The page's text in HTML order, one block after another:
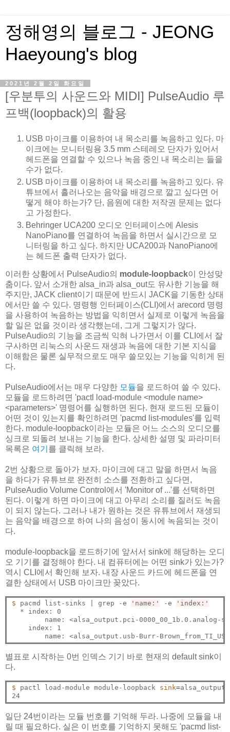
정해영의 블로그 - JEONG
Haeyoung's blog
2021년 2월 2일 화요일
[우분투의 사운드와 MIDI] PulseAudio 루
프백(loopback)의 활용
USB 마이크를 이용하여 내 목소리를 녹음하고 있다. 마
이크에는 모니터링용 3.5 mm 스테레오 단자가 있어서
헤드폰을 연결할 수 있으나 녹음 중인 내 목소리는 들을
수가 없다.
USB 마이크를 이용하여 내 목소리를 녹음하고 있다. 유
튜브에서 흘러나오는 음악을 배경으로 깔고 싶다면 어
떻게 해야 하는가? 단, 음원에 대한 저작권 문제는 없다
고 가정한다.
Behringer UCA200 오디오 인터페이스에 Alesis
NanoPiano를 연결하여 녹음을 하면서 실시간으로 모
니터링을 하고 싶다. 하지만 UCA200과 NanoPiano에
는 헤드폰 출력 단자가 없다.
이러한 상황에서 PulseAudio의 module-loopback이 안성맞
춤이다. 앞서 소개한 alsa_in과 alsa_out도 유사한 기능을 해
주지만, JACK client이기 때문에 반드시 JACK을 기동한 상태
에서만 쓸 수 있다. 명령행 인터페이스(CLI)에서 arecord 명령
을 사용하여 녹음하는 방법을 익히면서 실제로 이렇게 녹음을
할 일은 없을 것이라 생각했는데, 그게 그렇지가 않다.
PulseAudio의 기능을 조금씩 익혀 나가면서 이를 CLI에서 잘
구사하면 리눅스의 사운드 재생과 녹음에 대한 기본 지식을
이해함은 물론 실무적으로도 매우 쓸모있는 기능을 익히게 된
다.
PulseAudio에서는 매우 다양한 모듈을 로드하여 쓸 수 있다.
모듈을 로드하려면 'pactl load-module <module name>
<parameters>' 명령어를 실행하면 된다. 현재 로드된 모듈이
어떤 것이 있는지를 확인하려면 'pacmd list-modules'를 입력
한다. module-loopback이라는 모듈은 어느 소스의 오디오를
싱크로 되돌려 보내는 기능을 한다. 상세한 설명 및 파라미터
목록은 여기 를 클릭해 보라.
2번 상황으로 돌아가 보자. 마이크에 대고 말을 하면서 녹음
을 하다가 유튜브로 완전히 소스를 전환하고 싶다면,
PulseAudio Volume Control에서 'Monitor of ...'를 선택하면
된다. 이렇게 하면 마이크에 대고 아무리 소리를 질러도 녹음
이 되지 않는다. 그러나 내가 원하는 것은 유튜브에서 재생되
는 음악을 배경으로 하여 나의 음성이 동시에 녹음되는 것이
다.
module-loopback을 로드하기에 앞서서 sink에 해당하는 오디
오 기기를 결정해야 한다. 내 컴퓨터에는 어떤 sink가 있는가?
역시 CLI에서 확인해 보자. 내장 사운드 카드에 헤드폰을 연
결한 상태에서 USB 마이크만 꽂았다.
$ pacmd list-sinks | grep -e 'name:' -e
'index:'
  * index: 0
    index: 1
별표로 시작하는 0번 인덱스 기기 바로 현재의 default sink이
다.
$ pactl load-module module-loopback sink=
24
일단 24번이라는 모듈 번호를 기억해 두라. 나중에 모듈을 내
릴 때 필요하다. 실은 이 번호를 기억하지 못해도 'pacmd list-